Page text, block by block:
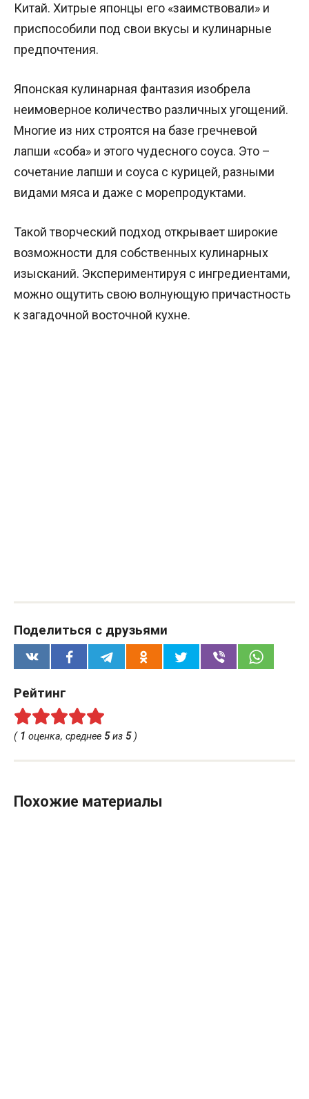
Китай. Хитрые японцы его «заимствовали» и
приспособили под свои вкусы и кулинарные
предпочтения.
Японская кулинарная фантазия изобрела
неимоверное количество различных угощений.
Многие из них строятся на базе гречневой
лапши «соба» и этого чудесного соуса. Это –
сочетание лапши и соуса с курицей, разными
видами мяса и даже с морепродуктами.
Такой творческий подход открывает широкие
возможности для собственных кулинарных
изысканий. Экспериментируя с ингредиентами,
можно ощутить свою волнующую причастность
к загадочной восточной кухне.
Поделиться с друзьями
Рейтинг
( 1 оценка, среднее 5из 5)
Похожие материалы